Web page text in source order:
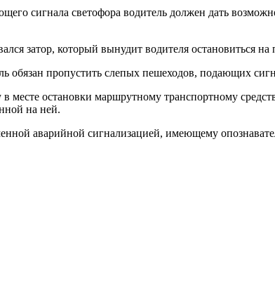
сигнала светофора водитель должен дать
затор, который вынудит водителя остановиться
обязан пропустить слепых пешеходов, подающих
остановки маршрутному транспортному
на ней.
аварийной сигнализацией, имеющему